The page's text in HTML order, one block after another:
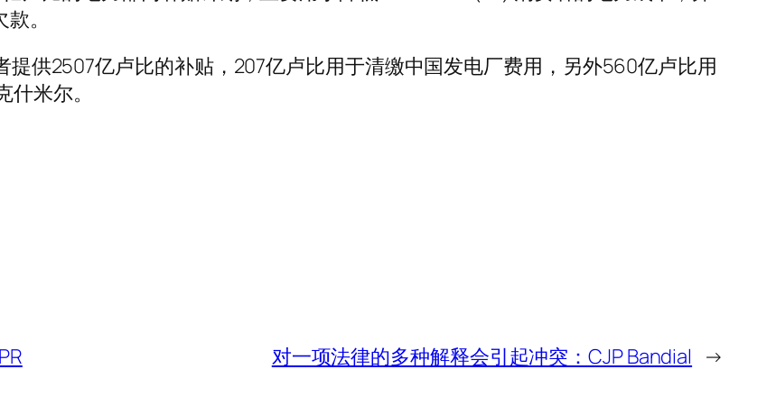
。
提供2507亿卢比的补贴，207亿卢比用于清缴中国发电厂费用，另外560亿卢比用
米尔。
对一项法律的多种解释会引起冲突：CJP Bandial →